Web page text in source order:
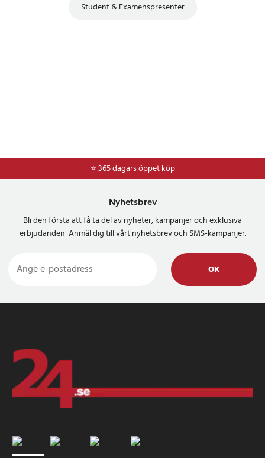
Student & Examenspresenter
⭐ 365 dagars öppet köp
⭐Frakt 49kr *
Nyhetsbrev
Bli den första att få ta del av nyheter, kampanjer och exklusiva
erbjudanden Anmäl dig till vårt nyhetsbrev och SMS-kampanjer.
OK